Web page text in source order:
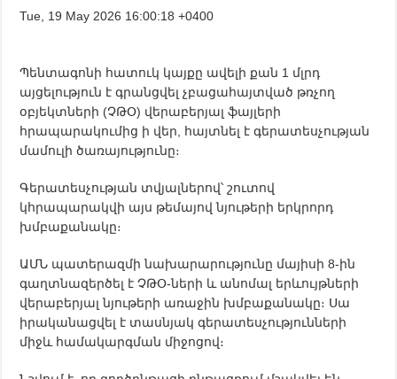
Tue, 19 May 2026 16:00:18 +0400
Պենտագոնի հատուկ կայքը ավելի քան 1 մլրդ
այցելություն է գրանցվել չբացահայտված թռչող
օբյեկտների (ՉԹՕ) վերաբերյալ ֆայլերի
հրապարակումից ի վեր, հայտնել է գերատեսչության
մամուլի ծառայությունը։
Գերատեսչության տվյալներով՝ շուտով
կհրապարակվի այս թեմայով նյութերի երկրորդ
խմբաքանակը։
ԱՄՆ պատերազմի նախարարությունը մայիսի 8-ին
գաղտնազերծել է ՉԹՕ-ների և անոմալ երևույթների
վերաբերյալ նյութերի առաջին խմբաքանակը։ Սա
իրականացվել է տասնյակ գերատեսչությունների
միջև համակարգման միջոցով։